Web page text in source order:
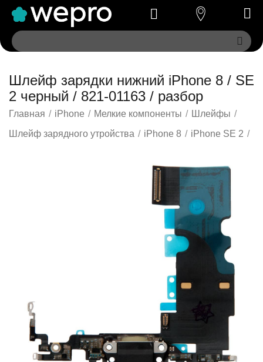
Шлейф зарядки нижний iPhone 8 / SE
2 черный / 821-01163 / разбор
Главная / iPhone / Мелкие компоненты / Шлейфы /
Шлейф зарядного утройства / iPhone 8 / iPhone SE 2 /